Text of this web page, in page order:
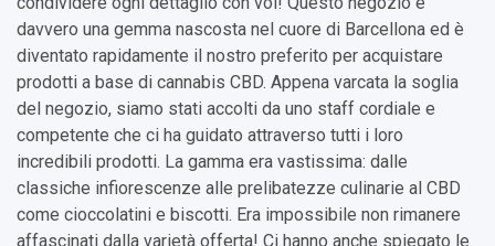
davvero una gemma nascosta nel cuore di Barcellona ed è
diventato rapidamente il nostro preferito per acquistare
prodotti a base di cannabis CBD. Appena varcata la soglia
del negozio, siamo stati accolti da uno staff cordiale e
competente che ci ha guidato attraverso tutti i loro
incredibili prodotti. La gamma era vastissima: dalle
classiche infiorescenze alle prelibatezze culinarie al CBD
come cioccolatini e biscotti. Era impossibile non rimanere
affascinati dalla varietà offerta! Ci hanno anche spiegato le